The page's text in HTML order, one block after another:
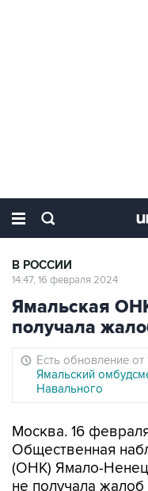
В РОССИИ
14:47, 16 февраля 2024
Ямальская
получала
Есть обновление от
Ямальский
Навального
Москва. 16
Общественная
(ОНК) Ямало-
не получала